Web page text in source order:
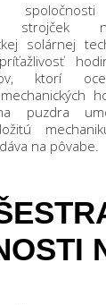
strojček
solárnej
ktorí
puzdra
na pôvabe.